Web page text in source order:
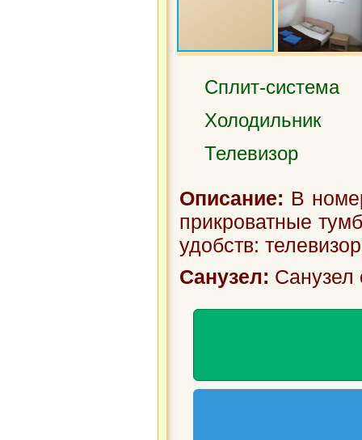
Сплит-система
Холодильник
Телевизор
Описание: В
прикроватные
удобств:
Санузел: